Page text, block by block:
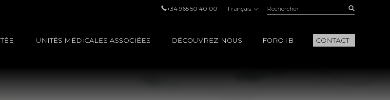
+34 965 50 40 00 Français Rechercher:
UNITÉS MÉDICALES ASSOCIÉES DÉCOUVREZ-NOUS FORO IB CONTACT